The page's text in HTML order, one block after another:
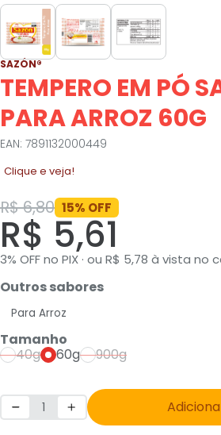
SAZÓN®
TEMPERO EM PÓ
PARA ARROZ 60G
EAN: 7891132000449
Clique e veja!
R$ 6,80 15% OFF
R$ 5,61
3% OFF no PIX · ou R$ 5,78 à vista no
Outros sabores
Tamanho
40g
60g 900g